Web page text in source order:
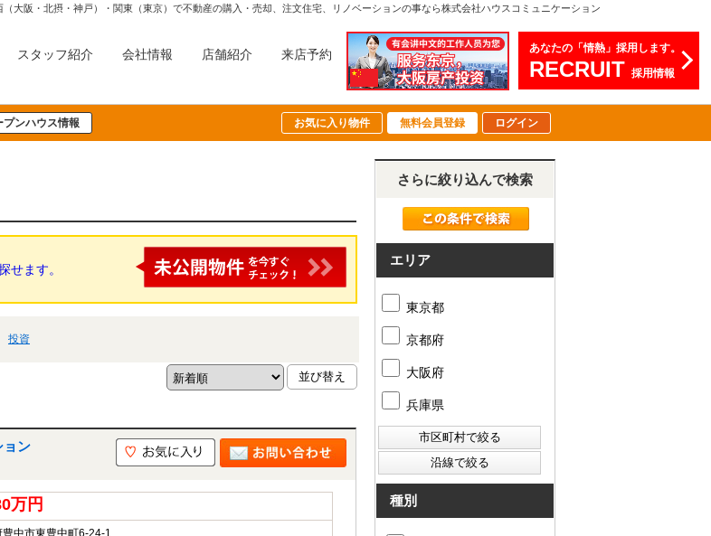
大阪・北摂・神戸）・関東（東京）で不動産の購入・売却、注文住宅、リノベーションの事なら株式会社ハウスコミュニケーション
スタッフ紹介 会社情報 店舗紹介 来店予約 あなたの「情熱」採用します。
RECRUIT 採用情報
プンハウス情報 お気に入り物件 無料会員登録 ログイン
せます。
投資
ョン
万円
豊中市東豊中町6-24-1
さらに絞り込んで検索
エリア
東京都
京都府
大阪府
兵庫県
種別